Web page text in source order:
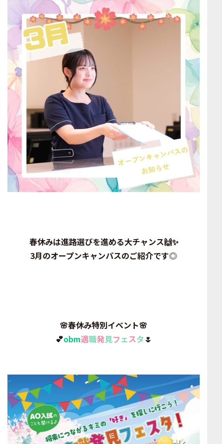
春休みは進路選びを進める大チャンス🙌✨
3月のオープンキャンパスのご紹介です◎
🌸春休み特別イベント🌸
💕obm適職発見フェスタ 🌷